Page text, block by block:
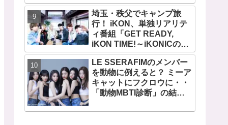
「O.O」は世界中で話題
に！ 第４世代を代表する美
女ソリュンをはじめ、全員
ビジュアルメンバーといわ
れるその魅力をチェック
埼玉・秩父でキャンプ旅
行！ iKON、単独リアリテ
ィ番組「GET READY,
iKON TIME!～iKONICのた
めなら～ 」が、７月７日か
らMnetで放送・配信スター
ト
LE SSERAFIMのメンバー
を動物に例えると？ ミーア
キャットにフクロウに・・
「動物MBTI診断」の結果